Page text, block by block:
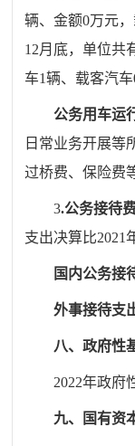
辆、金额0万元
12月底，单位共
车1辆、载客汽车
公务用车运
日常业务开展等
过桥费、保险费
3.公务接待
支出决算比2021
国内公务接
外事接待支
八、政府性
2022年政府
九、 国有资